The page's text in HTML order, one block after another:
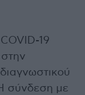
19
σύνδεση με